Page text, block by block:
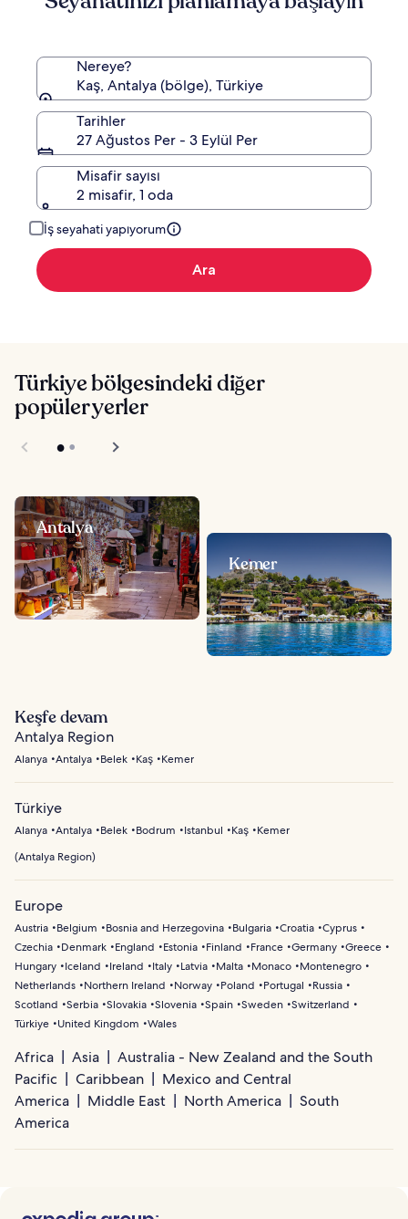
Nereye?
Kaş, Antalya (bölge), Türkiye
Tarihler
27 Ağustos Per - 3 Eylül Per
Misafir sayısı
2 misafir, 1 oda
İş seyahati yapıyorum
Ara
Türkiye bölgesindeki diğer
popüler yerler
Antalya
Kemer
Keşfe devam
Antalya Region
Alanya Antalya Belek Kaş Kemer
Türkiye
Alanya Antalya Belek Bodrum Istanbul Kaş
Kemer
(Antalya Region)
Europe
Austria Belgium Bosnia and Herzegovina Bulgaria Croatia Cyprus
Czechia
Denmark England Estonia Finland France Germany Greece
Hungary
Iceland Ireland Italy Latvia Malta Monaco
Montenegro
Netherlands
Northern Ireland Norway Poland Portugal
Russia
Scotland
Serbia Slovakia Slovenia Spain Sweden Switzerland
Türkiye
United Kingdom Wales
Africa Asia
Australia - New Zealand and the South
Pacific
Caribbean
Mexico and Central
America
Middle East North America
South
America